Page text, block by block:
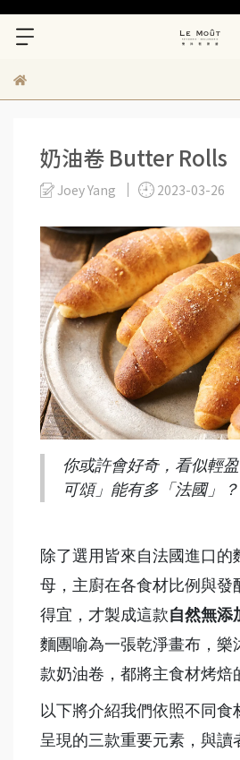
奶油卷 Butter Rolls
Joey Yang 2023-03-26
你或許會好奇，看似輕
可頌」能有多「法國」？
除了選用皆來自法國進口的
母，主廚在各食材比例與發
得宜，才製成這款自然無添
麵團喻為一張乾淨畫布，樂
款奶油卷，都將主食材烤焙
以下將介紹我們依照不同食
呈現的三款重要元素，與讀